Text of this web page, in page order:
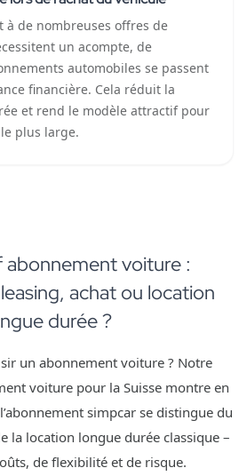
à de nombreuses offres de
un acompte, de
automobiles se passent
financière. Cela réduit la
et rend le modèle attractif pour
plus large.
voiture :
achat ou location
durée ?
un abonnement voiture ? Notre
voiture pour la Suisse montre en
simpcar se distingue du
la location longue durée classique –
de flexibilité et de risque.